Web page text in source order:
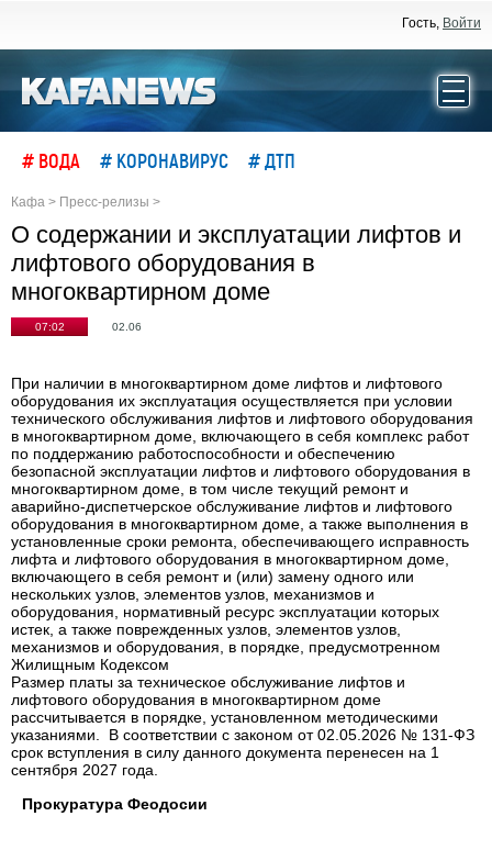
Гость, Войти
# ВОДА # КОРОНАВИРУС # ДТП
Кафа > Пресс-релизы >
О содержании и эксплуатации лифтов и
лифтового оборудования в
многоквартирном доме
07:02 02.06
При наличии в многоквартирном доме лифтов и лифтового
оборудования их эксплуатация осуществляется при условии
технического обслуживания лифтов и лифтового оборудования
в многоквартирном доме, включающего в себя комплекс работ
по поддержанию работоспособности и обеспечению
безопасной эксплуатации лифтов и лифтового оборудования в
многоквартирном доме, в том числе текущий ремонт и
аварийно-диспетчерское обслуживание лифтов и лифтового
оборудования в многоквартирном доме, а также выполнения в
установленные сроки ремонта, обеспечивающего исправность
лифта и лифтового оборудования в многоквартирном доме,
включающего в себя ремонт и (или) замену одного или
нескольких узлов, элементов узлов, механизмов и
оборудования, нормативный ресурс эксплуатации которых
истек, а также поврежденных узлов, элементов узлов,
механизмов и оборудования, в порядке, предусмотренном
Жилищным Кодексом
Размер платы за техническое обслуживание лифтов и
лифтового оборудования в многоквартирном доме
рассчитывается в порядке, установленном методическими
указаниями. В соответствии с законом от 02.05.2026 № 131-ФЗ
срок вступления в силу данного документа перенесен на 1
сентября 2027 года.
Прокуратура Феодосии